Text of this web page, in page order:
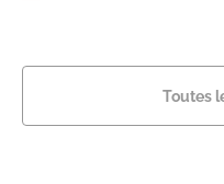
Toutes